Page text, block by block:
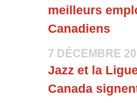
meilleurs
Canadiens
7 DÉCEMBRE
Jazz et la
Canada